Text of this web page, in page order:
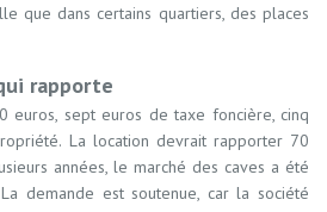
que dans certains quartiers, des places
rapporte
euros, sept euros de taxe foncière, cinq
La location devrait rapporter 70
années, le marché des caves a été
demande est soutenue, car la société